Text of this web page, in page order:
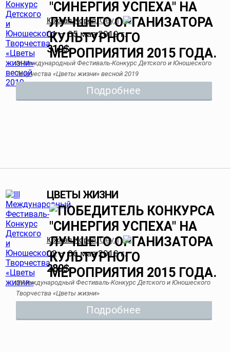
Южная Корея,Сеул
01 — 05 мая 2019 г.
319$
IV Международный Фестиваль-Конкурс Детского и Юношеского
Творчества «Цветы жизни» весной 2019
Подробнее
ЦВЕТЫ ЖИЗНИ
Южная Корея,Сеул
02 — 06 мая 2018 г.
289$
III Международный Фестиваль-Конкурс Детского и Юношеского
Творчества «Цветы жизни»
Подробнее